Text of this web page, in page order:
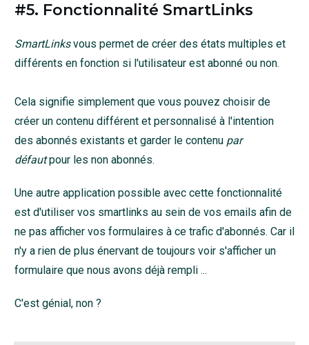
#5. Fonctionnalité SmartLinks
SmartLinksvous permet de créer des états multiples et
différents en fonction si l'utilisateur est abonné ou non.
Cela signifie simplement que vous pouvez choisir de
créer un contenu différent et personnalisé à l'intention
des abonnés existants et garder le contenu par
défautpour les non abonnés.
Une autre application possible avec cette fonctionnalité
est d'utiliser vos smartlinks au sein de vos emails afin de
ne pas afficher vos formulaires à ce trafic d'abonnés. Car il
n'y a rien de plus énervant de toujours voir s'afficher un
formulaire que nous avons déjà rempli ...
C'est génial, non ?